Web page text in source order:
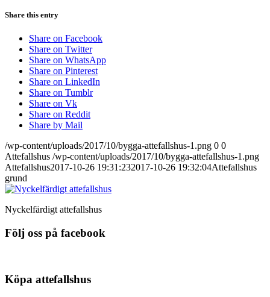
Share this entry
Share on Facebook
Share on Twitter
Share on WhatsApp
Share on Pinterest
Share on LinkedIn
Share on Tumblr
Share on Vk
Share on Reddit
Share by Mail
/wp-content/uploads/2017/10/bygga-attefallshus-1.png 0 0
Attefallshus /wp-content/uploads/2017/10/bygga-attefallshus-1.png
Attefallshus2017-10-26 19:31:232017-10-26 19:32:04Attefallshus
grund
Nyckelfärdigt attefallshus
Följ oss på facebook
Köpa attefallshus